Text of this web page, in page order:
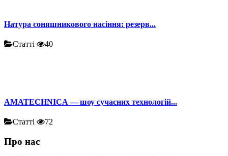
Натура соняшникового насіння: резерв...
Статті 40
AMATECHNICA — шоу сучасних технологій...
Статті 72
Про нас